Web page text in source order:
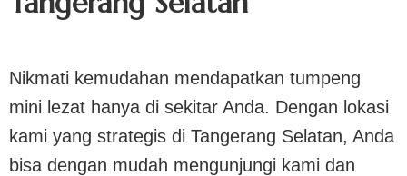
Nikmati kemudahan mendapatkan tumpeng
mini lezat hanya di sekitar Anda. Dengan lokasi
kami yang strategis di Tangerang Selatan, Anda
bisa dengan mudah mengunjungi kami dan